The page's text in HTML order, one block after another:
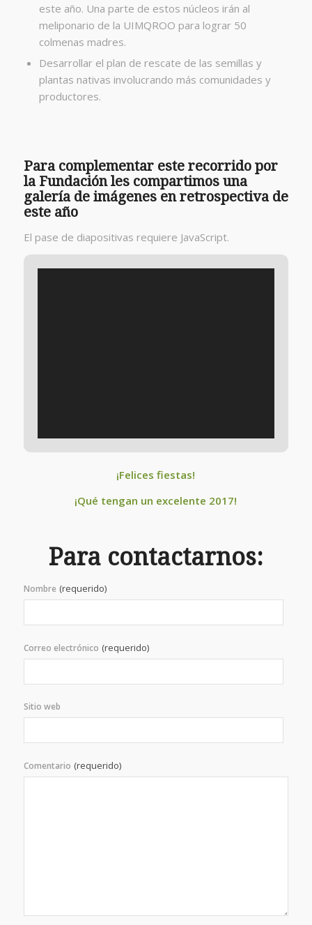
este año. Una parte de estos núcleos irán al
meliponario de la UIMQROO para lograr 50
colmenas madres.
Desarrollar el plan de rescate de las semillas y
plantas nativas involucrando más comunidades y
productores.
Para complementar este recorrido por
la Fundación les compartimos una
galería de imágenes en retrospectiva de
este año
El pase de diapositivas requiere JavaScript.
¡Felices fiestas!
¡Qué tengan un excelente 2017!
Para contactarnos:
Nombre (requerido)
Correo electrónico (requerido)
Sitio web
Comentario (requerido)